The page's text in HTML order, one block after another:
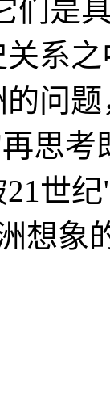
们是
系
问
思考
世
想象